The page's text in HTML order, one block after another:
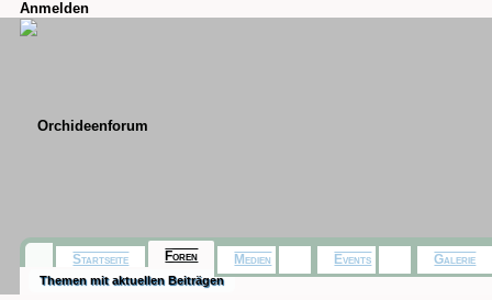
Anmelden
Startseite Foren
Themen mit aktuellen Beiträgen
Medien Events Galerie